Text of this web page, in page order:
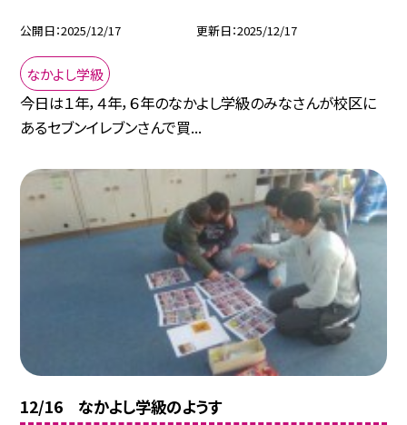
公開日 2025/12/17 更新日 2025/12/17
なかよし学級
今日は１年，４年，６年のなかよし学級のみなさんが校区に
あるセブンイレブンさんで買...
12/16 なかよし学級のようす